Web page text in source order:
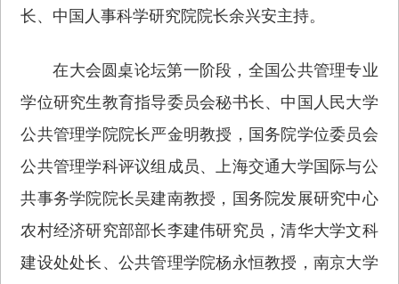
长、中国人事科学研究院院长余兴安主持。
在大会圆桌论坛第一阶段，全国公共管理专业
学位研究生教育指导委员会秘书长、中国人民大学
公共管理学院院长严金明教授，国务院学位委员会
公共管理学科评议组成员、上海交通大学国际与公
共事务学院院长吴建南教授，国务院发展研究中心
农村经济研究部部长李建伟研究员，清华大学文科
建设处处长、公共管理学院杨永恒教授，南京大学